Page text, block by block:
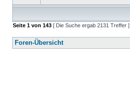
Seite 1 von 143 [ Die Suche ergab 2131 Treffer ]
Foren-Übersicht